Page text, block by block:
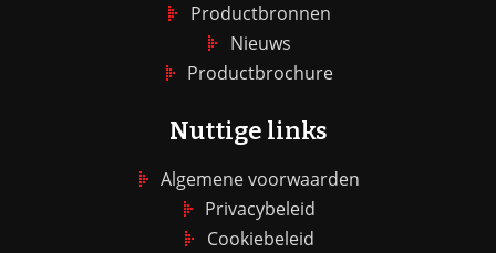
Productbronnen
Nieuws
Productbrochure
Nuttige links
Algemene voorwaarden
Privacybeleid
Cookiebeleid